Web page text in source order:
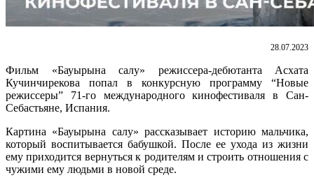
28.07.2023
Фильм «Бауырына салу» режиссера-дебютанта Асхата
Кучинчирекова попал в конкурсную программу “Новые
режиссеры” 71-го международного кинофестиваля в Сан-
Себастьяне, Испания.
Картина «Бауырына салу» рассказывает историю мальчика,
который воспитывается бабушкой. После ее ухода из жизни
ему приходится вернуться к родителям и строить отношения с
чужими ему людьми в новой среде.